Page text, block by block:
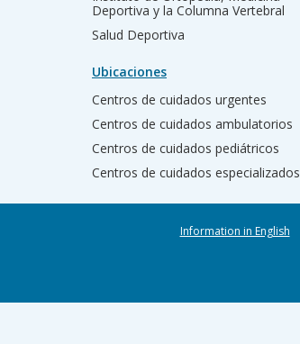
Deportiva y la Columna Vertebral
Salud Deportiva
Ubicaciones
Centros de cuidados urgentes
Centros de cuidados ambulatorios
Centros de cuidados pediátricos
Centros de cuidados especializados
Information in English